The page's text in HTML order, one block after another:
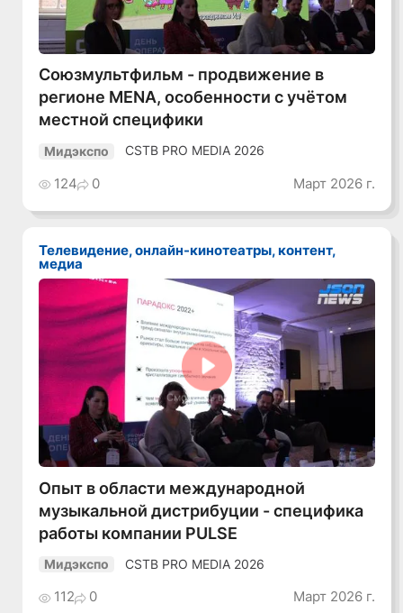
Союзмультфильм - продвижение в
регионе MENA, особенности с учётом
местной специфики
Мидэкспо CSTB PRO MEDIA 2026
124 0 Март 2026 г.
Телевидение, онлайн-кинотеатры, контент,
медиа
Смотреть видео
Опыт в области международной
музыкальной дистрибуции - специфика
работы компании PULSE
Мидэкспо CSTB PRO MEDIA 2026
112 0 Март 2026 г.